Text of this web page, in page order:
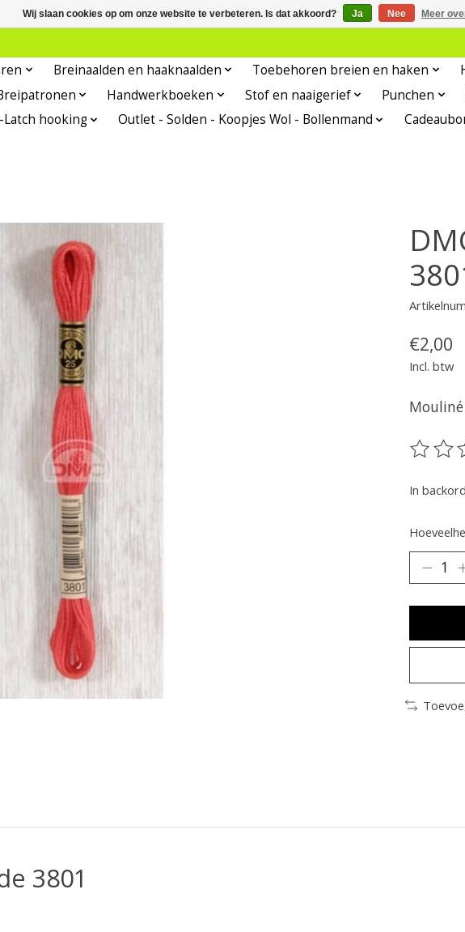
Breinaalden en haaknaalden Toebehoren breien en haken
Handwerkboeken Stof en naaigerief Punchen
hooking
Outlet - Solden - Koopjes Wol - Bollenmand
€2,00
Incl. btw
De
In
3801
Wij slaan cookies op om onze website te verbeteren. Is dat akkoord? Ja Nee Meer